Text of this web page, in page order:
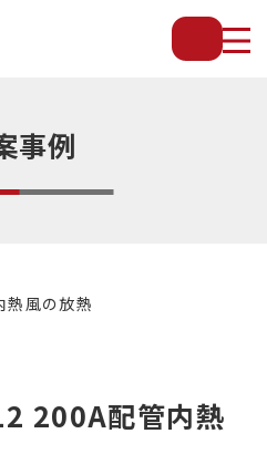
事例
風の放熱
200A配管内熱